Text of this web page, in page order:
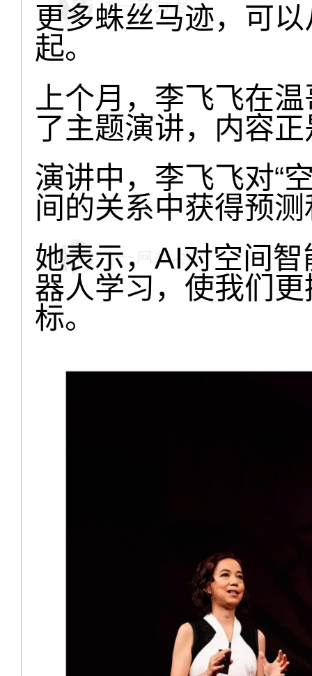
更多蛛丝马迹，可
起。
上个月，李飞飞在
了主题演讲，内容
演讲中，李飞飞对“
间的关系中获得预
她表示，AI对空间
器人学习，使我们
标。